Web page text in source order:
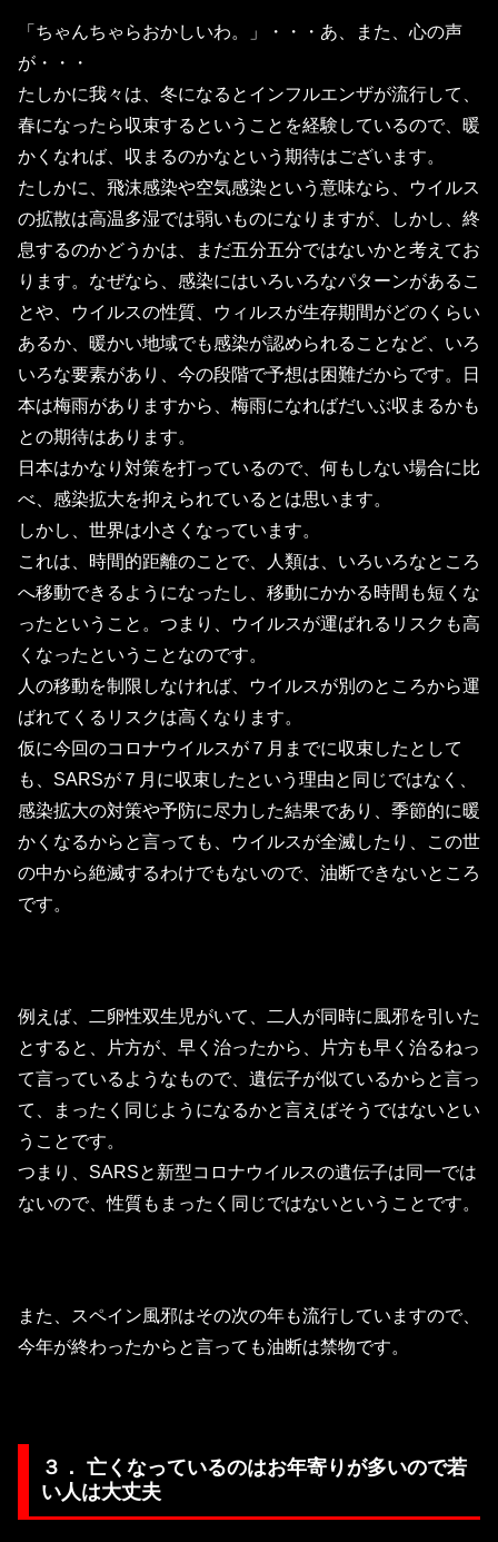
「ちゃんちゃらおかしいわ。」・・・あ、また、心の声
が・・・
たしかに我々は、冬になるとインフルエンザが流行して、
春になったら収束するということを経験しているので、暖
かくなれば、収まるのかなという期待はございます。
たしかに、飛沫感染や空気感染という意味なら、ウイルス
の拡散は高温多湿では弱いものになりますが、しかし、終
息するのかどうかは、まだ五分五分ではないかと考えてお
ります。なぜなら、感染にはいろいろなパターンがあるこ
とや、ウイルスの性質、ウィルスが生存期間がどのくらい
あるか、暖かい地域でも感染が認められることなど、いろ
いろな要素があり、今の段階で予想は困難だからです。日
本は梅雨がありますから、梅雨になればだいぶ収まるかも
との期待はあります。
日本はかなり対策を打っているので、何もしない場合に比
べ、感染拡大を抑えられているとは思います。
しかし、世界は小さくなっています。
これは、時間的距離のことで、人類は、いろいろなところ
へ移動できるようになったし、移動にかかる時間も短くな
ったということ。つまり、ウイルスが運ばれるリスクも高
くなったということなのです。
人の移動を制限しなければ、ウイルスが別のところから運
ばれてくるリスクは高くなります。
仮に今回のコロナウイルスが７月までに収束したとして
も、SARSが７月に収束したという理由と同じではなく、
感染拡大の対策や予防に尽力した結果であり、季節的に暖
かくなるからと言っても、ウイルスが全滅したり、この世
の中から絶滅するわけでもないので、油断できないところ
です。
例えば、二卵性双生児がいて、二人が同時に風邪を引いた
とすると、片方が、早く治ったから、片方も早く治るねっ
て言っているようなもので、遺伝子が似ているからと言っ
て、まったく同じようになるかと言えばそうではないとい
うことです。
つまり、SARSと新型コロナウイルスの遺伝子は同一では
ないので、性質もまったく同じではないということです。
また、スペイン風邪はその次の年も流行していますので、
今年が終わったからと言っても油断は禁物です。
３． 亡くなっているのはお年寄りが多いので若
い人は大丈夫